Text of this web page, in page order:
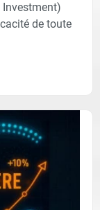
Investment)
de toute